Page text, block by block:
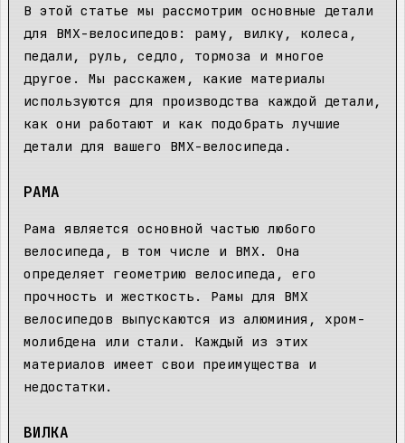
В этой статье мы рассмотрим основные детали
для BMX-велосипедов: раму, вилку, колеса,
педали, руль, седло, тормоза и многое
другое. Мы расскажем, какие материалы
используются для производства каждой детали,
как они работают и как подобрать лучшие
детали для вашего BMX-велосипеда.
РАМА
Рама является основной частью любого
велосипеда, в том числе и BMX. Она
определяет геометрию велосипеда, его
прочность и жесткость. Рамы для BMX
велосипедов выпускаются из алюминия, хром-
молибдена или стали. Каждый из этих
материалов имеет свои преимущества и
недостатки.
ВИЛКА